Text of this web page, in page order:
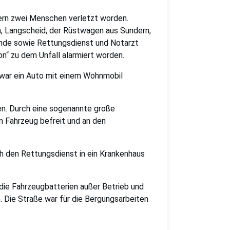
zwei Menschen verletzt worden.
der Rüstwagen aus Sundern,
sowie Rettungsdienst und Notarzt
zu dem Unfall alarmiert worden.
ein Auto mit einem Wohnmobil
Durch eine sogenannte große
Fahrzeug befreit und an den
Rettungsdienst in ein Krankenhaus
Fahrzeugbatterien außer Betrieb und
Straße war für die Bergungsarbeiten